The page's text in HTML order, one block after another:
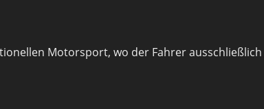
Motorsport, wo der Fahrer ausschließlich